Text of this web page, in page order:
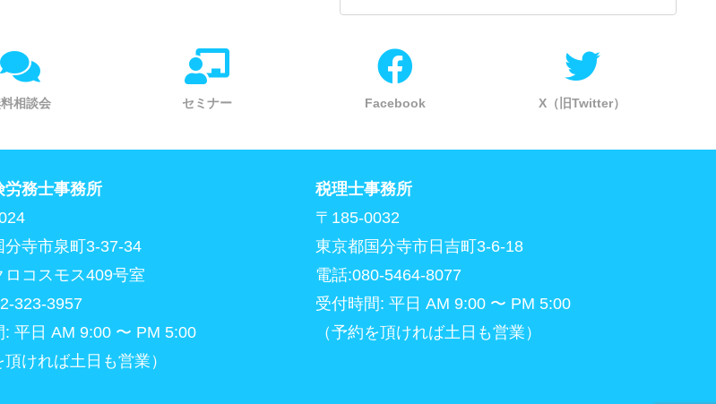
相談会 セミナー Facebook X（旧Twitter）
労務士事務所
分寺市泉町3-37-34
ロコスモス409号室
323-3957
: 平日 AM 9:00 〜 PM 5:00
頂ければ土日も営業）
税理士事務所
〒185-0032
東京都国分寺市日吉町3-6-18
電話:080-5464-8077
受付時間: 平日 AM 9:00 〜 PM 5:00
（予約を頂ければ土日も営業）